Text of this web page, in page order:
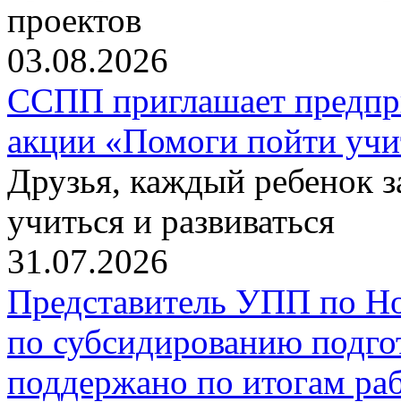
проектов
03.08.2026
ССПП приглашает
акции «Помоги пойти
Друзья, каждый ребенок
учиться и развиваться
31.07.2026
Представитель УПП по
по субсидированию
поддержано по итогам